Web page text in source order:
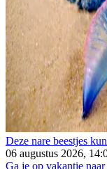
Deze nare beestjes
06 augustus 2026,
Ga je op vakantie